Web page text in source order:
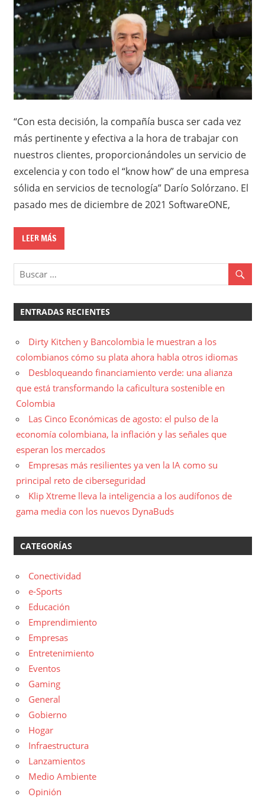
“Con esta decisión, la compañía busca ser cada vez
más pertinente y efectiva a la hora de trabajar con
nuestros clientes, proporcionándoles un servicio de
excelencia y con todo el “know how” de una empresa
sólida en servicios de tecnología” Darío Solórzano. El
pasado mes de diciembre de 2021 SoftwareONE,
LEER MÁS
ENTRADAS RECIENTES
Dirty Kitchen y Bancolombia le muestran a los
colombianos cómo su plata ahora habla otros idiomas
Desbloqueando financiamiento verde: una alianza
que está transformando la caficultura sostenible en
Colombia
Las Cinco Económicas de agosto: el pulso de la
economía colombiana, la inflación y las señales que
esperan los mercados
Empresas más resilientes ya ven la IA como su
principal reto de ciberseguridad
Klip Xtreme lleva la inteligencia a los audífonos de
gama media con los nuevos DynaBuds
CATEGORÍAS
Conectividad
e-Sports
Educación
Emprendimiento
Empresas
Entretenimiento
Eventos
Gaming
General
Gobierno
Hogar
Infraestructura
Lanzamientos
Medio Ambiente
Opinión